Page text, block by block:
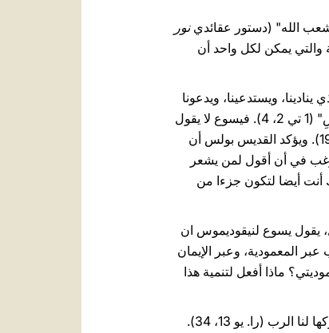
"شعب الله" (دستور عقائدينور
طرح بعض الأسئلة والتي يمكن لكل واحد أن
ويستدعينا، ويدعونا
كي نكون جزءا من شعبه، وهذه الدعوة هي موجهة للجميع، بدون تفرقة، لأن رحمة الله تريد "أَن يَخْلُصَ جَميعُ النَّاسِ" (1 تي 2، 4). فيسوع لا يقول
للرسل أو لنا أن نشكل مجموعة حصرية، فريق من النخبة. يقول يسوع: "إذهبوا وتلمذوا جميع الأمم" (را. مت 28، 19). ويؤكد القديس بولس أن
"لَيسَ هُناكَ يَهودِيٌّ ولا يونانِيّ... لأَنَّكم جَميعًا واحِدٌ في المسيحِ يسوع" (غل 3، 28). وأرغب في أن أقول لمن يشعر
أنت أيضا لتكون جزءا من
يقول يسوع لنيقوديموس ان
(را. يو 3، 3- 5). إننا ندخل في هذا الشعب عبر المعمودية، وعبر الإيمان
ماذا أفعل لتنمية هذا
3. سؤال أخر: ما هي شريعة شعب الله؟ إنها شريعة المحبة، محبة الله ومحبة القريب وفقًا للوصية الجديدة التي تركها لنا الرب (را. يو 13، 34).